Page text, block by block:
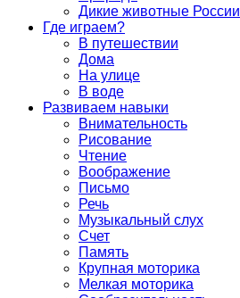
Дикие животные России
Где играем?
В путешествии
Дома
На улице
В воде
Развиваем навыки
Внимательность
Рисование
Чтение
Воображение
Письмо
Речь
Музыкальный слух
Счет
Память
Крупная моторика
Мелкая моторика